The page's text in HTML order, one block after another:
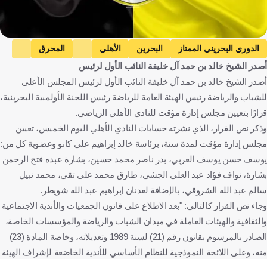
الدوري البحريني الممتاز البحرين الأهلي
المحرق
كرة قدم
أصدر الشيخ خالد بن حمد آل خليفة النائب الأول لرئيس
أصدر الشيخ خالد بن حمد آل خليفة النائب الأول لرئيس المجلس الأعلى
للشباب والرياضة رئيس الهيئة العامة للرياضة رئيس اللجنة الأولمبية البحرينية،
قرارًا بتعيين مجلس إدارة مؤقت للنادي الأهلي الرياضي.
وذكر نص القرار، الذي نشرته حسابات النادي الأهلي اليوم الخميس، تعيين
مجلس إدارة مؤقت لمدة سنة، برئاسة خالد إبراهيم علي كانو وعضوية كل من:
يوسف حسن يوسف العربي، بدر ناصر محمد حسين، بشارة عبده فتح الرحمن
بشارة، نواف فؤاد عبد العلي الجشي، طارق محمد على تقي، محمد نبيل
سالم عبد الله الشروقي، بالإضافة لعدنان إبراهيم عبد الله شويطر.
وجاء نص القرار كالتالي: "بعد الاطلاع على قانون الجمعيات والأندية الاجتماعية
والثقافية والهيئات العاملة في ميدان الشباب والرياضة والمؤسسات الخاصة،
الصادر بالمرسوم بقانون رقم (21) لسنة 1989 وتعديلاته، وخاصة المادة (23)
منه، وعلى اللائحة النموذجية للنظام الأساسي للأندية الخاضعة لإشراف الهيئة